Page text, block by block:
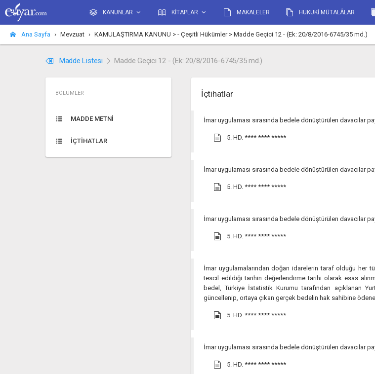
KANUNLAR KİTAPLAR MAKALELER HUKUKİ MÜTALÂLAR
Ana Sayfa Mevzuat KAMULAŞTIRMA KANUNU > - Çeşitli Hükümler > Madde Geçici 12 - (Ek: 20/8/2016-6745/35 md.)
Madde Listesi Madde Geçici 12 - (Ek: 20/8/2016-6745/35 md.)
BÖLÜMLER
MADDE METNİ
İÇTİHATLAR
İçtihatlar
İmar uygulaması sırasında bedele dönüştürülen davacılar
5. HD. **** **** *****
İmar uygulaması sırasında bedele dönüştürülen davacılar
5. HD. **** **** *****
İmar uygulaması sırasında bedele dönüştürülen davacılar
5. HD. **** **** *****
İmar uygulamalarından doğan idarelerin taraf olduğu her
tescil edildiği tarihin değerlendirme tarihi olarak esas
bedel, Türkiye İstatistik Kurumu tarafından açıklanan
güncellenip, ortaya çıkan gerçek bedelin hak sahibine
5. HD. **** **** *****
İmar uygulaması sırasında bedele dönüştürülen davacılar
5. HD. **** **** *****